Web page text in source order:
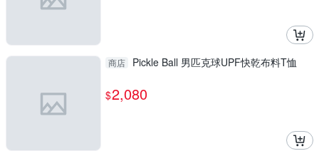
商店 Pickle Ball 男匹克球UPF快乾布料T恤
$2,080